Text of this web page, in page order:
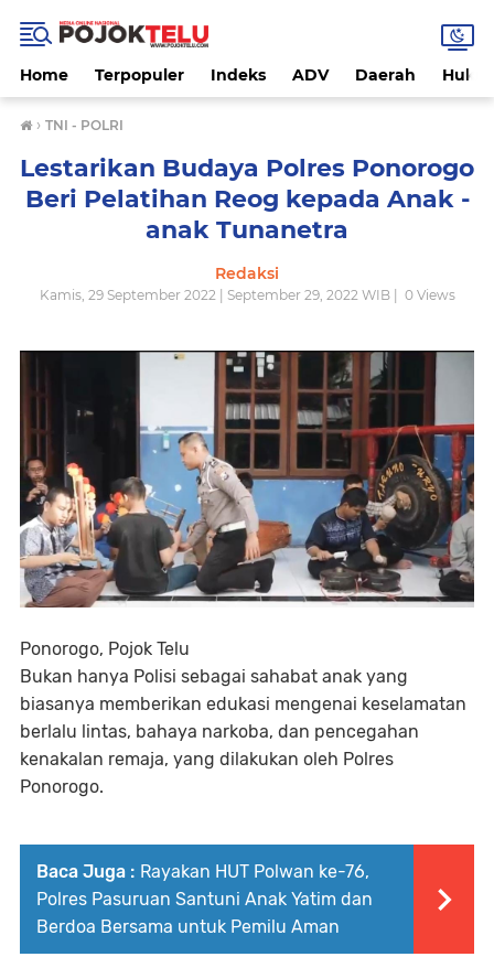
Home Terpopuler Indeks ADV Daerah
› TNI - POLRI
Lestarikan Budaya Polres Ponorogo
Beri Pelatihan Reog kepada Anak -
anak Tunanetra
Redaksi
Kamis, 29 September 2022 | September 29, 2022 WIB | 0Views
Ponorogo, Pojok Telu
Bukan hanya Polisi sebagai sahabat anak yang
biasanya memberikan edukasi mengenai keselamatan
berlalu lintas, bahaya narkoba, dan pencegahan
kenakalan remaja, yang dilakukan oleh Polres
Ponorogo.
Baca Juga : Rayakan HUT Polwan ke-76,
Polres Pasuruan Santuni Anak Yatim dan
Berdoa Bersama untuk Pemilu Aman